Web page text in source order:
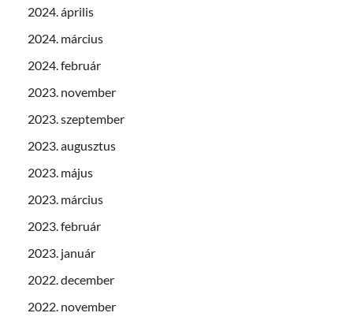
2024. április
2024. március
2024. február
2023. november
2023. szeptember
2023. augusztus
2023. május
2023. március
2023. február
2023. január
2022. december
2022. november